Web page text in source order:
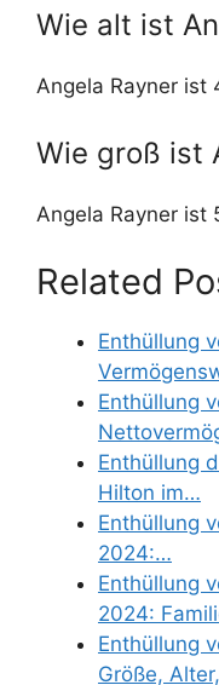
Wie alt ist
Angela Rayner ist
Wie groß ist
Angela Rayner ist
Related
Enthüllung
Enthüllung
Enthüllung
Hilton im…
Enthüllung
2024:…
Enthüllung
2024:
Enthüllung
Größe,